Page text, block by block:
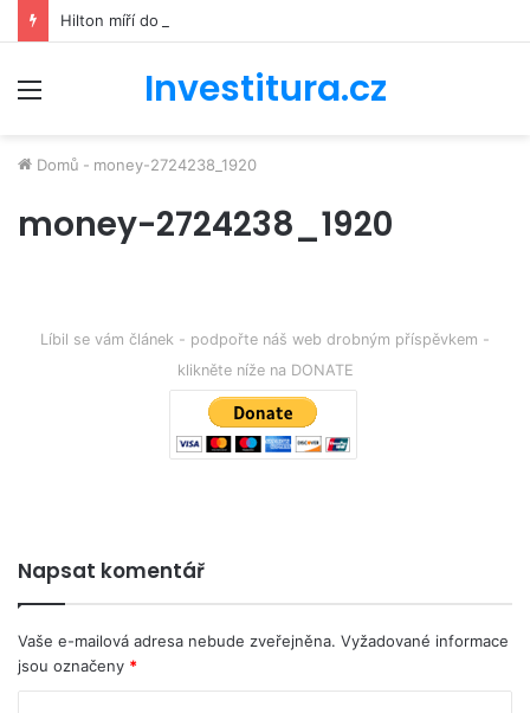
Investitura.cz
Domů - money-2724238_1920
money-2724238_1920
Líbil se vám článek - podpořte náš web drobným příspěvkem -
klikněte níže na DONATE
Napsat komentář
Vaše e-mailová adresa nebude zveřejněna. Vyžadované informace
jsou označeny *